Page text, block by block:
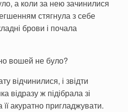
а коли за нею зачинилися
стягнула з себе
брови і почала
вошей не було?
відчинилися, і звідти
відразу ж підібрала зі
її акуратно пригладжувати.